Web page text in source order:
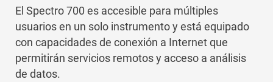
El Spectro 700 es accesible para múltiples
usuarios en un solo instrumento y está equipado
con capacidades de conexión a Internet que
permitirán servicios remotos y acceso a análisis
de datos.